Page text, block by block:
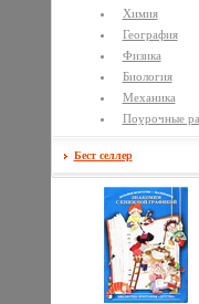
Химия
География
Физика
Биология
Механика
Поурочные
Бест селлер